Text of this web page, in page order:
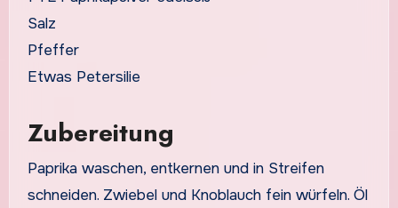
Salz
Pfeffer
Etwas Petersilie
Zubereitung
Paprika waschen, entkernen und in Streifen
schneiden. Zwiebel und Knoblauch fein würfeln. Öl